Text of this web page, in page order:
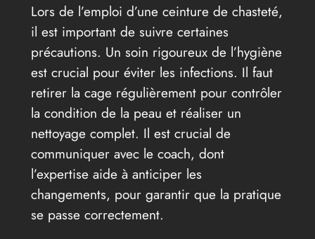
Lors de l’emploi d’une ceinture de chasteté,
il est important de suivre certaines
précautions. Un soin rigoureux de l’hygiène
est crucial pour éviter les infections. Il faut
retirer la cage régulièrement pour contrôler
la condition de la peau et réaliser un
nettoyage complet. Il est crucial de
communiquer avec le coach, dont
l’expertise aide à anticiper les
changements, pour garantir que la pratique
se passe correctement.